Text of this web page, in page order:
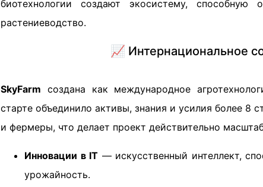
биотехнологии создают экосистему, способную
растениеводство.
📈 Интернациональное
SkyFarm создана как международное
старте объединило активы, знания и усилия более 8
и фермеры, что делает проект действительно
Инновации в IT — искусственный интеллект,
урожайность.